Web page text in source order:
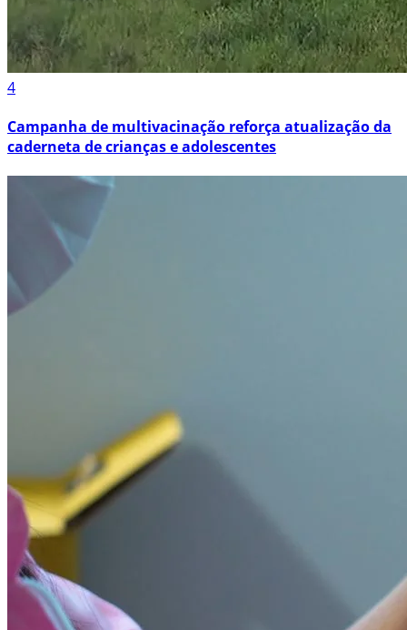
4
Campanha de multivacinação reforça atualização da
caderneta de crianças e adolescentes